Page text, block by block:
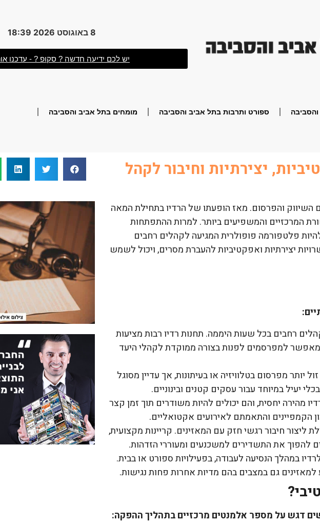
8 באוגוסט 2026 18:39
יש לכם ידיעה חדשה ? סקופ ? - עדכנו
ספורט ותרבות בתל אביב והסביבה מומחים בתל אביב והסביבה
יצירתיות וחיבור לקהל
השיווק והפרסום. מאז הופעתו של הרדיו בתחילת המאה
המרכזיים והמשפיעים ביותר. למרות ההתפתחות
פלטפורמה פופולרית המגיעה לקהלים רחבים
יצירתיות ואפקטיביות להעברת מסרים, ויכול לשמש
רחבים בכל שעות היממה. תחנות רדיו רבות מציעות
למפרסמים לפנות בצורה ממוקדת לקהלי היעד
יותר מפרסום בטלוויזיה או בעיתונות, אך עדיין מסוגל
יעיל במיוחד עבור עסקים קטנים ובינוניים.
מהירה יחסית, והם יכולים להיות משודרים תוך זמן קצר
והתאמתם לאירועים אקטואליים.
ליצור חיבור רגשי חזק עם המאזינים. קריינות מקצועית,
להפוך את התשדירים למשכנעים ומעוררי הזדהות.
במהלך הנסיעה לעבודה, בפעילויות ספורט או בבית.
גם במצבים בהם מדיות אחרות פחות נגישות.
דגש על מספר אלמנטים מרכזיים בתהליך ההפקה: